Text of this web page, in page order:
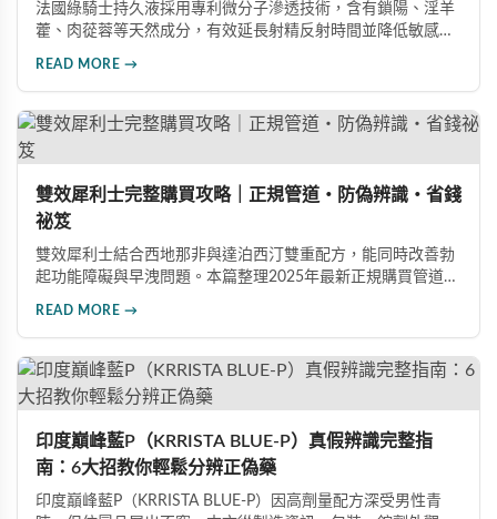
法國綠騎士持久液採用專利微分子滲透技術，含有鎖陽、淫羊
藿、肉蓯蓉等天然成分，有效延長射精反射時間並降低敏感
READ MORE →
雙效犀利士完整購買攻略｜正規管道・防偽辨識・省錢
祕笈
雙效犀利士結合西地那非與達泊西汀雙重配方，能同時改善勃
起功能障礙與早洩問題。本篇整理2025年最新正規購買管道、
READ MORE →
印度巔峰藍P（KRRISTA BLUE-P）真假辨識完整指
南：6大招教你輕鬆分辨正偽藥
印度巔峰藍P（KRRISTA BLUE-P）因高劑量配方深受男性青